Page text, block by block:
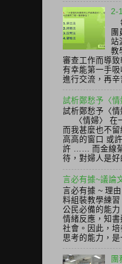
2-
團
站
教
審查工作而導
有幸能第一手
進行交流，再辛
試析鄭愁予〈
試析鄭愁予〈
〈情婦〉 在
而我甚麼也不
高高的窗口 或
許 …… 而金線
待，對婦人是好
言必有據~議論
言必有據 ~ 理
料組裝教學練
公民必備的能
情緒反應，知
社會。因此，
思考的能力，是
團